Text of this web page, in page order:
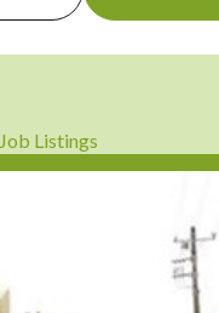
Job Listings